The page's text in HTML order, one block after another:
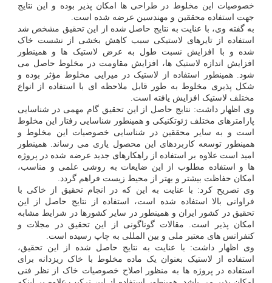
خصوصیات این مخلوط در طراحی ها امکان پذیر بوده و این نتایج
جهت استفاده محققین و مهندسین عرضه شده است.
به گفته وی، با عنایت به نتایج حاصل شده از این تحقیق مشخص شد
استفاده از تایرهای لاستیکی سبب کاهش بخشی از نشست خاک
شده و با افزایش نسبت طول به عرض لاستیک ها و همینطور
افزایش اندازه لاستیک ها، افزایش مقاومت در مخلوط حاصل می
شود. همینطور استفاده از لاستیک در میرایی مخلوط مؤثر بوده و
شکل پذیری مخلوط به طور قابل ملاحظه ای با استفاده از انواع
مختلف لاستیک افزایش یافته است.
وی اظهار داشت: نتایج حاصل از این تحقیق گام مهمی در شناسایی
پارامترهای مختلف ژئوتکنیکی و همینطور شناسایی رفتار این مخلوط
است و به سایر محققین در شناسایی خصوصیات این مخلوط و
همینطور توسعه کاربردهای این محصول یاری می رساند. همینطور
امید است علاوه بر استفاده از راهکارهای جدید عرضه شده در پروژه
ها و استفاده مطلوب از این ضایعات به روشی علمی و مناسب،
امکان حفاظت بیشتر و بهتر از محیط زیست فراهم گردد.
وی تصریح کرد: با عنایت به این که در انجام تحقیق از خاکی با
فراوانی بالا استفاده شده است، استفاده از نتایج حاصل از این
تحقیق در کشور ایران و همینطور در سایر کشورها در شرایط مشابه
امکان پذیر است. مقالات گوناگونی از این تحقیق در مجلات و
کنفرانس های معتبر ملی و بین المللی به چاپ رسیده است.
وی اظهار داشت: با عنایت به نتایج حاصل شده از این تحقیق،
استفاده از لاستیک بعنوان یک ماده مخلوط با خاک ریزدانه برای
استفاده در پروژه ها به منظور اصلاح خصوصیات خاک از نظر فنی